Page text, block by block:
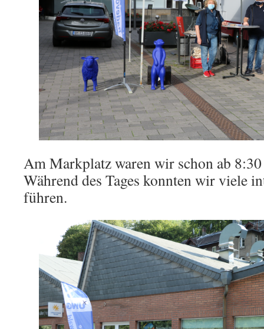
Am Markplatz waren wir schon ab
Während des Tages konnten wir viele
führen.